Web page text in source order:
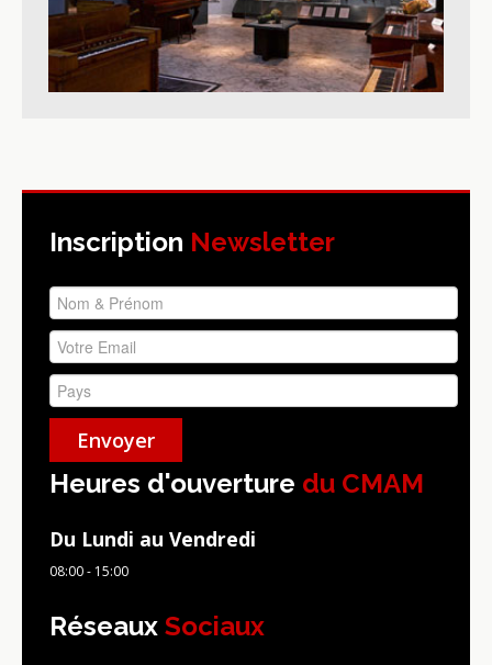
Inscription Newsletter
Heures d'ouverture du CMAM
Du Lundi au Vendredi
08:00 - 15:00
Réseaux Sociaux